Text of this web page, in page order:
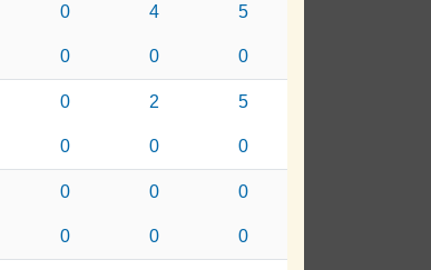
0 4 5
0 0 0
0 2 5
0 0 0
0 0 0
0 0 0